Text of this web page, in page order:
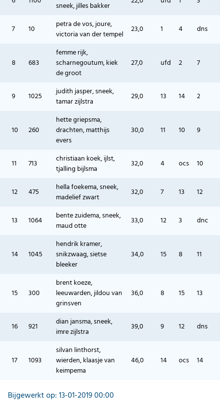
sneek, jilles bakker
7 10
petra de vos, joure,
victoria van der tempel
23,0 1 4 dns
8 683
femme rijk,
scharnegoutum, kiek
de groot
27,0 ufd 2 7
9 1025
judith jasper, sneek,
tamar zijlstra
29,0 13 14 2
10 260
hette griepsma,
drachten, matthijs
evers
30,0 11 10 9
11 713
christiaan koek, ijlst,
tjalling bijlsma
32,0 4 ocs 10
12 475
hella foekema, sneek,
madelief zwart
32,0 7 13 12
13 1064
bente zuidema, sneek,
maud otte
33,0 12 3 dnc
14 1045
hendrik kramer,
snikzwaag, sietse
bleeker
34,0 15 8 11
15 300
brent koeze,
leeuwarden, jildou van
grinsven
36,0 8 15 13
16 921
dian jansma, sneek,
imre zijlstra
39,0 9 12 dns
17 1093
silvan linthorst,
wierden, klaasje van
keimpema
46,0 14 ocs 14
Bijgewerkt op: 13-01-2019 00:00